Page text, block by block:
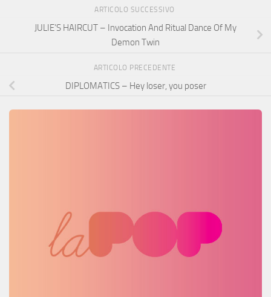
ARTICOLO SUCCESSIVO
JULIE’S HAIRCUT – Invocation And Ritual Dance Of My
Demon Twin
ARTICOLO PRECEDENTE
DIPLOMATICS – Hey loser, you poser